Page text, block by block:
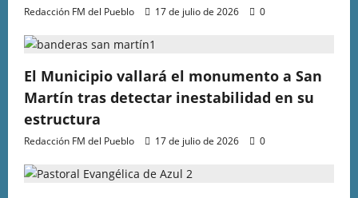
Redacción FM del Pueblo 17 de julio de 2026 0
El Municipio vallará el monumento a San
Martín tras detectar inestabilidad en su
estructura
Redacción FM del Pueblo 17 de julio de 2026 0